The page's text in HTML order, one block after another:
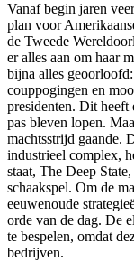
Vanaf begin jaren
plan voor
de Tweede
er alles aan om haar
bijna alles
couppogingen en
presidenten. Dit heeft
pas bleven lopen.
machtsstrijd gaande.
industrieel complex,
staat, The Deep
schaakspel. Om de
eeuwenoude
orde van de dag. De
te bespelen, omdat
bedrijven.